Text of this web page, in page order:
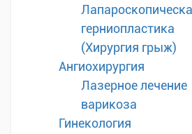
герниопластика
(Хирургия грыж)
Ангиохирургия
Лазерное лечение
варикоза
Гинекология